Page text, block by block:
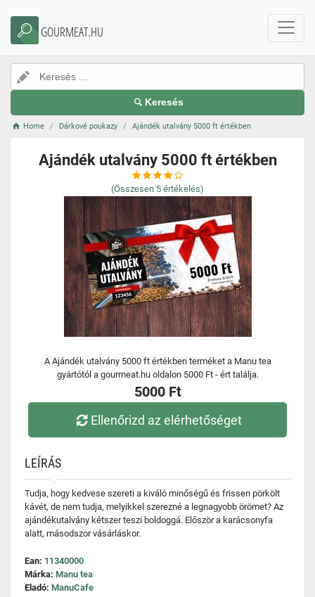
GOURMEAT.HU
Keresés
Home Dárkové poukazy Ajándék utalvány 5000 ft értékben
Ajándék utalvány 5000 ft értékben
(Összesen 5 értékelés)
A Ajándék utalvány 5000 ft értékben terméket a Manu tea
gyártótól a gourmeat.hu oldalon 5000 Ft - ért találja.
5000 Ft
Ellenőrizd az elérhetőséget
LEÍRÁS
Tudja, hogy kedvese szereti a kiváló minőségű és frissen pörkölt
kávét, de nem tudja, melyikkel szerezné a legnagyobb örömet? Az
ajándékutalvány kétszer teszi boldoggá. Először a karácsonyfa
alatt, másodszor vásárláskor.
Ean: 11340000
Márka: Manu tea
Eladó: ManuCafe